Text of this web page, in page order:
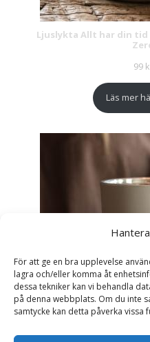
För att ge en bra upplevelse
lagra och/eller komma åt
dessa tekniker kan vi behandla
på denna webbplats. Om du inte
samtycke kan detta påverka vissa
Ljuslykta Allt har din tid
99
Läs mer